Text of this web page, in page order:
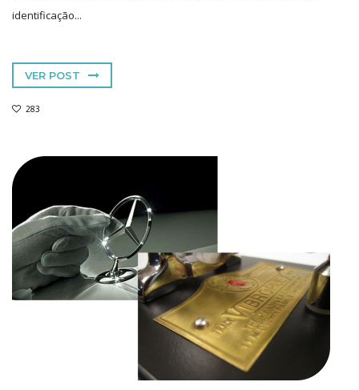
identificação...
VER POST
283